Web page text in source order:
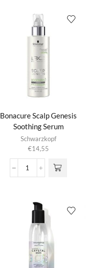
Savior
aantal
Bonacure Scalp Genesis
Soothing Serum
Schwarzkopf
€14,55
Bonacure
Serum
aantal